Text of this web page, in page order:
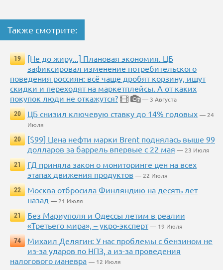
Также смотрите:
19
[Не до жиру...] Плановая экономия. ЦБ
зафиксировал изменение потребительского
поведения россиян: всё чаще дробят корзину, ищут
скидки и переходят на маркетплейсы. А от каких
покупок люди не откажутся?
7 — 3 Августа
20
ЦБ снизил ключевую ставку до 14% годовых — 24
Июля
20
[$99] Цена нефти марки Brent поднялась выше 99
долларов за баррель впервые с 22 мая — 23 Июля
21
ГД приняла закон о мониторинге цен на всех
этапах движения продуктов — 22 Июля
22
Москва отбросила Финляндию на десять лет
назад — 21 Июля
21
Без Мариуполя и Одессы летим в реалии
«Третьего мира», – укро-эксперт — 19 Июля
74
Михаил Делягин: У нас проблемы с бензином не
из-за ударов по НПЗ, а из-за проведения
налогового маневра — 12 Июля